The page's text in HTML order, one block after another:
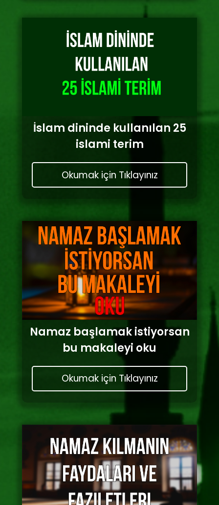
İslam dininde kullanılan 25
islami terim
Okumak için Tıklayınız
Namaz başlamak istiyorsan
bu makaleyi oku
Okumak için Tıklayınız